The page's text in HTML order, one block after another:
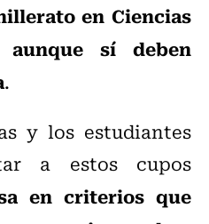
en Ciencias
aunque sí deben
.
y los estudiantes
a estos cupos
en criterios que